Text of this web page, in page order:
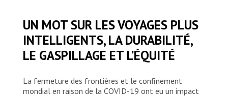
UN MOT SUR LES VOYAGES PLUS
INTELLIGENTS, LA DURABILITÉ,
LE GASPILLAGE ET L’ÉQUITÉ
La fermeture des frontières et le confinement
mondial en raison de la COVID-19 ont eu un impact